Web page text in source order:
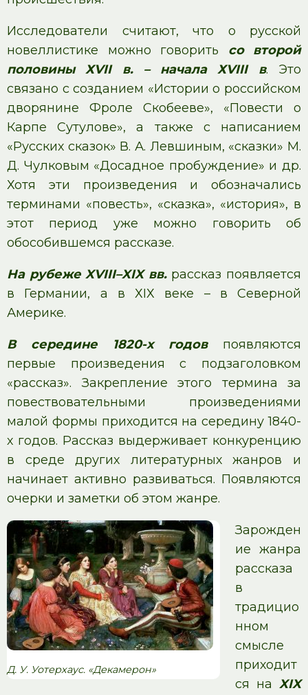
Исследователи считают, что о русской
новеллистике можно говорить со второй
половины ХVII в. –
начала ХVIII в. Это
связано с созданием «Истории о российском
дворянине Фроле Скобееве», «Повести о
Карпе Сутулове», а также с написанием
«Русских сказок» В. А. Левшиным, «сказки» М.
Д. Чулковым «Досадное пробуждение» и др.
Хотя эти произведения и обозначались
терминами «повесть», «сказка», «история», в
этот период уже можно говорить об
обособившемся рассказе.
На рубеже XVIII–XIX вв.рассказ появляется
в Германии, а в ХIХ веке – в Северной
Америке.
В середине 1820-х годовпоявляются
первые произведения с подзаголовком
«рассказ». Закрепление этого термина за
повествовательными произведениями
малой формы приходится на середину 1840-
х годов. Рассказ выдерживает конкуренцию
в среде других литературных жанров и
начинает активно развиваться. Появляются
очерки и заметки об этом жанре.
Д. У. Уотерхаус. «Декамерон»
Зарожден
ие жанра
рассказа
в
традицио
нном
смысле
приходит
ся на XIX